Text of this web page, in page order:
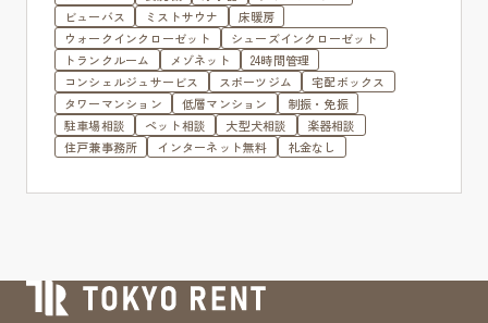
ビューバス
ミストサウナ
床暖房
ウォークインクローゼット
シューズインクローゼット
トランクルーム
メゾネット
24時間管理
コンシェルジュサービス
スポーツジム
宅配ボックス
タワーマンション
低層マンション
制振・免振
駐車場相談
ペット相談 大型犬相談
楽器相談
住戸兼事務所
インターネット無料 礼金なし